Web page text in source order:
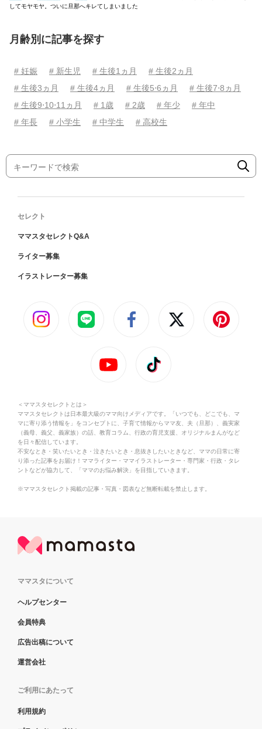
してモヤモヤ。ついに旦那へキレてしまいました
月齢別に記事を探す
# 妊娠 # 新生児 # 生後1ヵ月
# 生後2ヵ月
# 生後3ヵ月
# 生後4ヵ月 # 生後5⋅6ヵ月
# 生後7⋅8ヵ月
# 生後9⋅10⋅11ヵ月
# 1歳 # 2歳 # 年少
# 年中
# 年長
# 小学生 # 中学生 # 高校生
セレクト
ママスタセレクトQ&A
ライター募集
イラストレーター募集
＜ママスタセレクトとは＞
ママスタセレクトは日本最大級のママ向けメディアです。「いつでも、どこでも、マ
マに寄り添う情報を」をコンセプトに、子育て情報からママ友、夫（旦那）、義実家
（義母、義父、義家族）の話、教育コラム、行政の育児支援、オリジナルまんがなど
を日々配信しています。
不安なとき・笑いたいとき・泣きたいとき・息抜きしたいときなど、ママの日常に寄
り添った記事をお届け！ママライター・ママイラストレーター・専門家・行政・タレ
ントなどが協力して、「ママのお悩み解決」を目指していきます。
※ママスタセレクト掲載の記事・写真・図表など無断転載を禁止します。
ママスタについて
ヘルプセンター
会員特典
広告出稿について
運営会社
ご利用にあたって
利用規約